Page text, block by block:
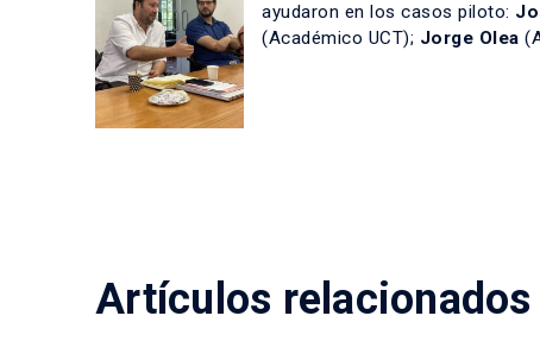
ayudaron en los casos piloto:
(Académico UCT); Jorge Olea
Artículos relacionados